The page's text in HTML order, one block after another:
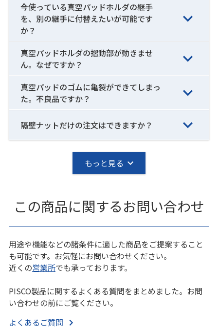
今使っている真空パッドホルダの継手
を、別の継手に付替えたいが可能です
か？
真空パッドホルダの摺動部が動きませ
ん。なぜですか？
真空パッドのゴムに亀裂ができてしまっ
た。不良品ですか？
隔壁ナットだけの注文はできますか？
もっと見る
この商品に関するお問い合わせ
用途や機能などの諸条件に適した商品をご提案すること
も可能です。お気軽にお問い合わせください。
近くの営業所でも承っております。
PISCO製品に関するよくある質問をまとめました。お問
い合わせの前にご覧ください。
よくあるご質問